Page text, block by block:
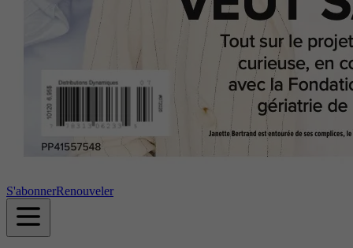
S'abonnerRenouveler